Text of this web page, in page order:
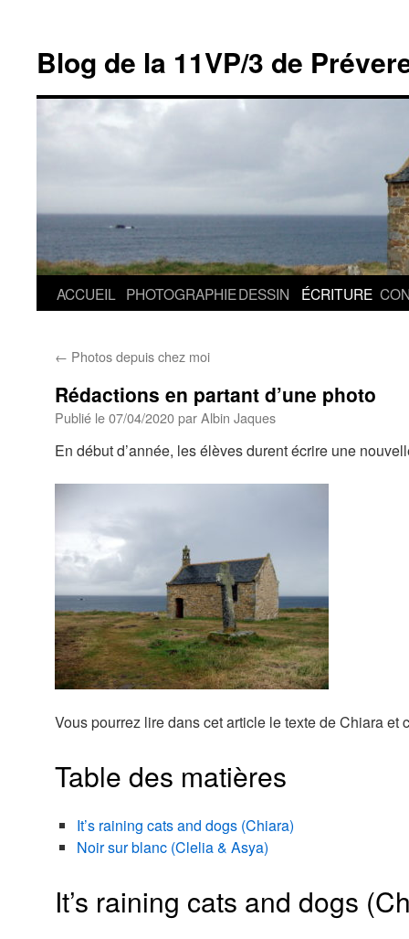
Blog de la 11VP/3 de
Aller
contenu
ACCUEIL PHOTOGRAPHIEDESSIN ÉCRITURE
← Photos depuis chez moi
Rédactions en partant d’une photo
Publié le07/04/2020parAlbin Jaques
En début d’année, les élèves durent écrire une
Vous pourrez lire dans cet article le texte de Chiara et
Table des matières
It’s raining cats and dogs (Chiara)
Noir sur blanc (Clelia & Asya)
It’s raining cats and dogs